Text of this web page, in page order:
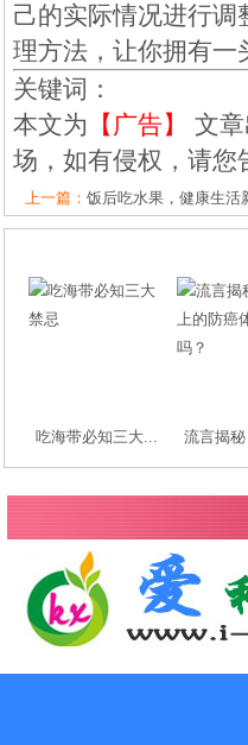
己的实际情况进行
理方法，让你拥有一
关键词：
本文为 【广告】
文
场，如有侵权，请您
上一篇： 饭后吃水果，健康生活
吃海带必知三大... 流言揭